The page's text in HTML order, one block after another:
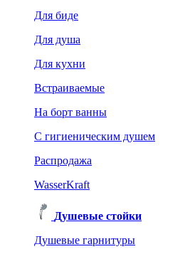
Для биде
Для душа
Для кухни
Встраиваемые
На борт ванны
C гигиеническим душем
Распродажа
WasserKraft
Душевые стойки
Душевые гарнитуры